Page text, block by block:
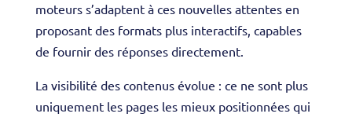
moteurs s’adaptent à ces nouvelles attentes en
proposant des formats plus interactifs, capables
de fournir des réponses directement.
La visibilité des contenus évolue : ce ne sont plus
uniquement les pages les mieux positionnées qui